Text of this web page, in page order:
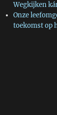
Wegkijken
Onze
toekomst op